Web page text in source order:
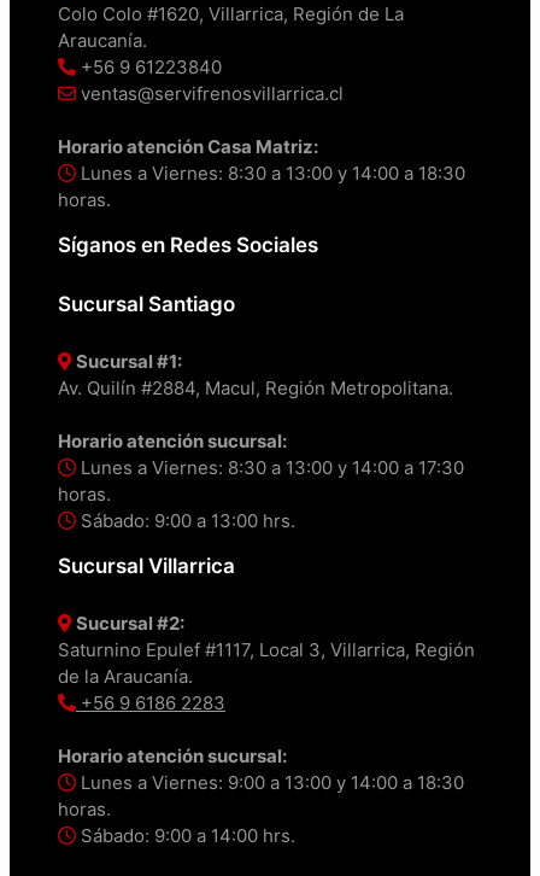
Colo Colo #1620, Villarrica, Región de La
Araucanía.
+56 9 61223840
ventas@servifrenosvillarrica.cl
Horario atención Casa Matriz:
Lunes a Viernes: 8:30 a 13:00 y 14:00 a 18:30
horas.
Síganos en Redes Sociales
Sucursal Santiago
Sucursal #1:
Av. Quilín #2884, Macul, Región Metropolitana.
Horario atención sucursal:
Lunes a Viernes: 8:30 a 13:00 y 14:00 a 17:30
horas.
Sábado: 9:00 a 13:00 hrs.
Sucursal Villarrica
Sucursal #2:
Saturnino Epulef #1117, Local 3, Villarrica, Región
de la Araucanía.
+56 9 6186 2283
Horario atención sucursal:
Lunes a Viernes: 9:00 a 13:00 y 14:00 a 18:30
horas.
Sábado: 9:00 a 14:00 hrs.